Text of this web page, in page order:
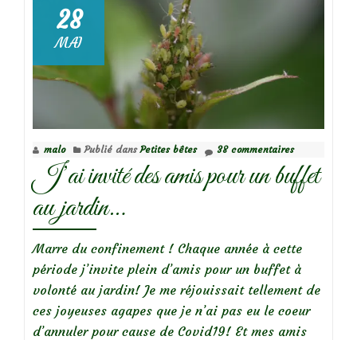
larves
syrphes,
qui
êtes-
vous?
28
MAI
malo Publié dansPetites bêtes 38 commentaires
J’ai invité des amis pour un buffet
au jardin…
Marre du confinement ! Chaque année à cette
période j’invite plein d’amis pour un buffet à
volonté au jardin! Je me réjouissait tellement de
ces joyeuses agapes que je n’ai pas eu le coeur
d’annuler pour cause de Covid19! Et mes amis